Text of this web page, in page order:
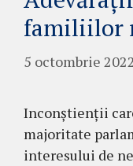
familiilor
5 octombrie 2022
Inconștienții
majoritate
interesului de